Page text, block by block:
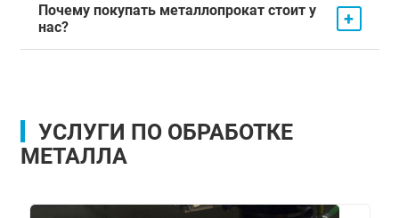
Почему покупать металлопрокат стоит у
нас?
+
УСЛУГИ ПО ОБРАБОТКЕ
МЕТАЛЛА